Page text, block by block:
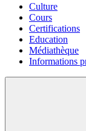
Culture
Cours
Certifications
Education
Médiathèque
Informations